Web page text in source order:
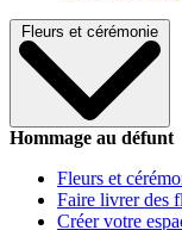
Fleurs et cérémonie
Hommage au défunt
Fleurs et
Faire livrer des
Créer votre